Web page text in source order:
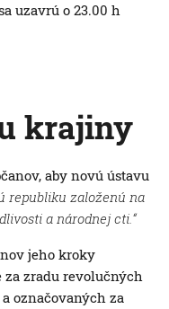
uzavrú o 23.00 h
krajiny
aby novú ústavu
republiku založenú na
a národnej cti.“
jeho kroky
za zradu revolučných
označovaných za